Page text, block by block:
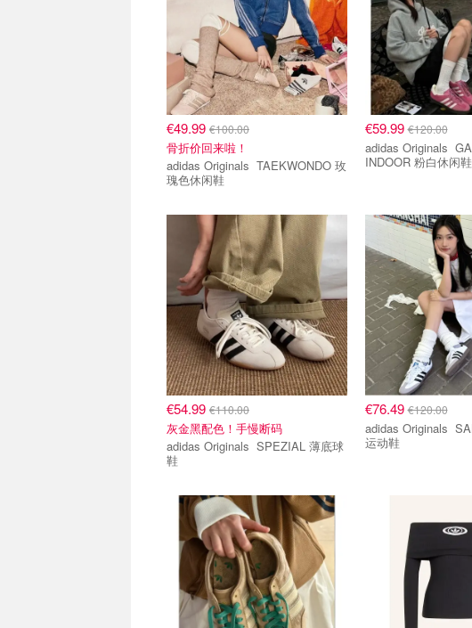
€49.99 €100.00
骨折价回来啦！
adidas Originals TAEKWONDO 玫
瑰色休闲鞋
€59.99€120.00
adidas Originals GAZELLE
INDOOR 粉白休闲鞋
€54.99 €110.00
灰金黑配色！手慢断码
adidas Originals SPEZIAL 薄底球
鞋
€76.49€120.00
adidas Originals SAMBA OG 休闲
运动鞋